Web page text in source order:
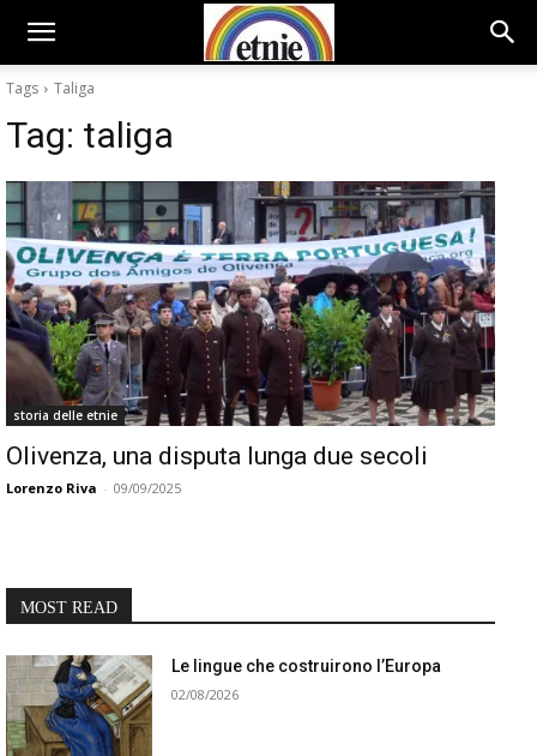
Tags Taliga
Tag: taliga
storia delle etnie
Olivenza, una disputa lunga due secoli
Lorenzo Riva - 09/09/2025
MOST READ
Le lingue che costruirono l’Europa
02/08/2026